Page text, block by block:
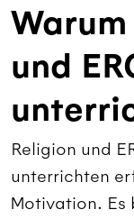
und
Religion und
unterrichten
Motivation. Es